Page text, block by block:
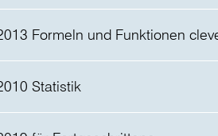
Formeln und Funktionen
Statistik